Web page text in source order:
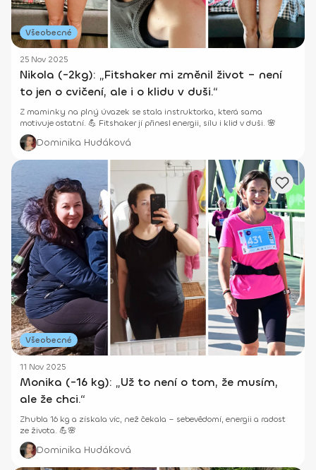
Všeobecné
25 Nov 2025
Nikola (-2kg): „Fitshaker mi změnil život – není
to jen o cvičení, ale i o klidu v duši.“
Z maminky na plný úvazek se stala instruktorka, která sama
motivuje ostatní. 💪 Fitshaker jí přinesl energii, sílu i klid v duši. 🌸
Dominika Hudáková
Všeobecné
11 Nov 2025
Monika (-16 kg): „Už to není o tom, že musím,
ale že chci.“
Zhubla 16 kg a získala víc, než čekala – sebevědomí, energii a radost
ze života. 💪🌸
Dominika Hudáková